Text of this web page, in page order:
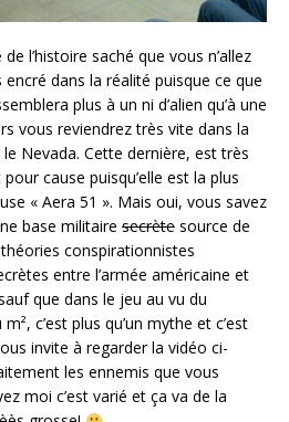
l’histoire saché que vous n’allez
dans la réalité puisque ce que
plus à un ni d’alien qu’à une
vous reviendrez très vite dans la
Nevada. Cette dernière, est très
cause puisqu’elle est la plus
« Aera 51 ». Mais oui, vous savez
base militaire secrète source de
conspirationnistes
entre l’armée américaine et
que dans le jeu au vu du
c’est plus qu’un mythe et c’est
invite à regarder la vidéo ci-
les ennemis que vous
moi c’est varié et ça va de la